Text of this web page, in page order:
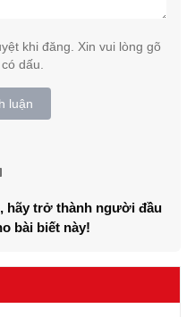
khi đăng. Xin vui lòng gõ
dấu.
luận
hãy trở thành người đầu
bài biết này!